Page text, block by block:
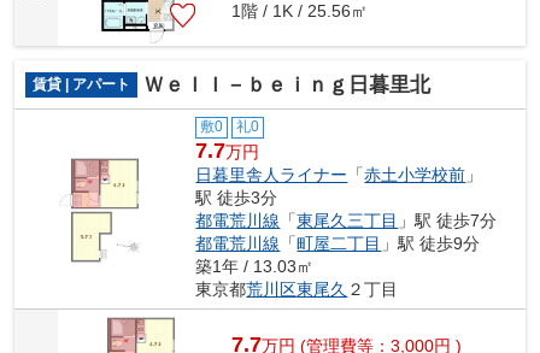
1階 / 1K / 25.56㎡
賃貸 | アパート Ｗｅｌｌ－ｂｅｉｎｇ日暮里北
敷0 礼0
7.7万円
日暮里舎人ライナー 「赤土小学校前 」
駅 徒歩3分
都電荒川線 「東尾久三丁目 」駅 徒歩7分
都電荒川線 「町屋二丁目 」駅 徒歩9分
築1年 / 13.03㎡
東京都荒川区東尾久 ２丁目
7.7万円 (管理費等：3,000円 )